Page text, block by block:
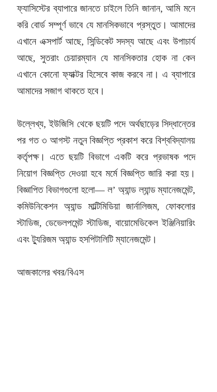
ফ্যাসিস্টের ব্যাপারে জানতে চাইলে তিনি জানান, আমি মনে
করি বোর্ড সম্পূর্ণ ভাবে যে মানসিকভাবে প্রস্তুত। আমাদের
এখানে এক্সপার্ট আছে, সিন্ডিকেট সদস্য আছে এবং উপাচার্য
আছে, সুতরাং চেয়ারম্যান যে মানসিকতার হোক না কেন
এখানে কোনো ফ্যাক্টর হিসেবে কাজ করবে না। এ ব্যাপারে
আমাদের সজাগ থাকতে হবে।
উল্লেখ্য, ইউজিসি থেকে ছয়টি পদে অর্থছাড়ের সিদ্ধান্তের
পর গত ৩ আগস্ট নতুন বিজ্ঞপ্তি প্রকাশ করে বিশ্ববিদ্যালয়
কর্তৃপক্ষ। এতে ছয়টি বিভাগে একটি করে প্রভাষক পদে
নিয়োগ বিজ্ঞপ্তি দেওয়া হবে মর্মে বিজ্ঞপ্তি জারি করা হয়।
বিজ্ঞাপিত বিভাগগুলো হলো— ল’ অ্যান্ড ল্যান্ড ম্যানেজমেন্ট,
কমিউনিকেশন অ্যান্ড মাল্টিমিডিয়া জার্নালিজম, ফোকলোর
স্টাডিজ, ডেভেলপমেন্ট স্টাডিজ, বায়োমেডিকেল ইঞ্জিনিয়ারিং
এবং ট্যুরিজম অ্যান্ড হসপিটালিটি ম্যানেজমেন্ট।
আজকালের খবর/বিএস